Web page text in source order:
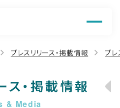
プレスリリース・掲載情報 プレ
ス・掲載情報